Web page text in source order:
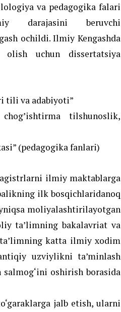
va pedagogika falari
darajasini beruvchi
ochildi. Ilmiy Kengashda
uchun dissertatsiya
tili va adabiyoti”
tilshunoslik,
(pedagogika fanlari)
ilmiy maktablarga
ilk bosqichlaridanoq
moliyalashtirilayotgan
ta’limning bakalavriat va
katta ilmiy xodim
uzviylikni ta’minlash
oshirish borasida
jalb etish, ularni